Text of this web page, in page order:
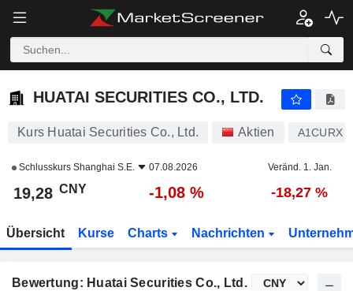
HUATAI SECURITIES CO., LTD.
HUATAI SECURITIES CO., LTD.
Kurs Huatai Securities Co., Ltd. Aktien A1CURX
Schlusskurs Shanghai S.E. 07.08.2026 Veränd. 1. Jan.
19,28 CNY -1,08 % -18,27 %
Übersicht Kurse Charts Nachrichten
Bewertung: Huatai Securities Co., Ltd.